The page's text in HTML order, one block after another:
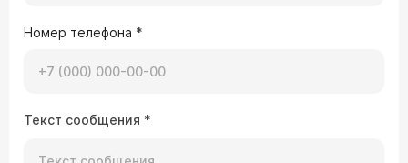
Номер телефона *
Текст сообщения *